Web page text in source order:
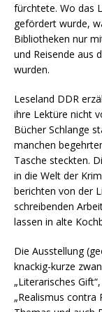
fürchtete. Wo das
gefördert wurde,
Bibliotheken nur
und Reisende aus
wurden.
Leseland DDR
ihre Lektüre nicht
Bücher Schlange
manchen
Tasche steckten.
in die Welt der
berichten von der
schreibenden
lassen in alte
Die Ausstellung
knackig-kurze
„Literarisches
„Realismus contra